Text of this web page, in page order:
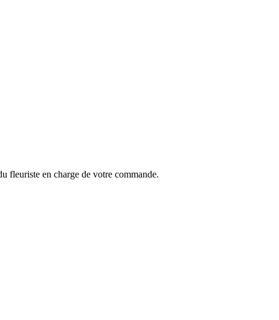
fleuriste en charge de votre commande.